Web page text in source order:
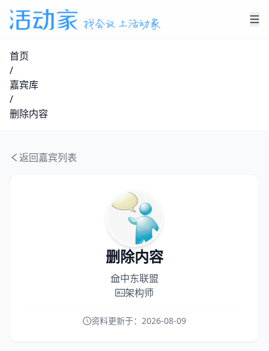
首页
/
嘉宾库
/
删除内容
返回嘉宾列表
删除内容
中东联盟
架构师
资料更新于： 2026-08-09